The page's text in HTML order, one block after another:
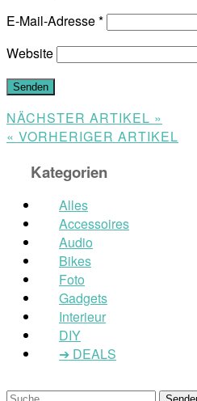
E-Mail-Adresse*
Website
NÄCHSTER ARTIKEL »
« VORHERIGER ARTIKEL
Kategorien
Alles
Accessoires
Audio
Bikes
Foto
Gadgets
Interieur
DIY
➔ DEALS